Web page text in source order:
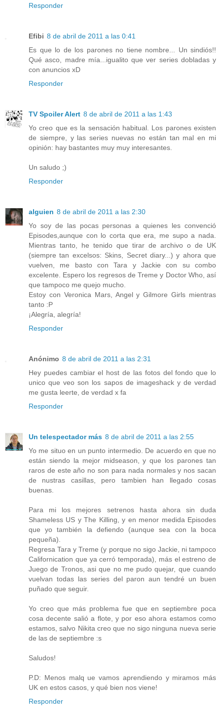
Responder
Efibi 8 de abril de 2011 a las 0:41
Es que lo de los parones no tiene nombre... Un sindiós!!
Qué asco, madre mía...igualito que ver series dobladas y
con anuncios xD
Responder
TV Spoiler Alert 8 de abril de 2011 a las 1:43
Yo creo que es la sensación habitual. Los parones existen
de siempre, y las series nuevas no están tan mal en mi
opinión: hay bastantes muy muy interesantes.
Un saludo ;)
Responder
alguien 8 de abril de 2011 a las 2:30
Yo soy de las pocas personas a quienes les convenció
Episodes,aunque con lo corta que era, me supo a nada.
Mientras tanto, he tenido que tirar de archivo o de UK
(siempre tan excelsos: Skins, Secret diary...) y ahora que
vuelven, me basto con Tara y Jackie con su combo
excelente. Espero los regresos de Treme y Doctor Who, así
que tampoco me quejo mucho.
Estoy con Veronica Mars, Angel y Gilmore Girls mientras
tanto :P
¡Alegría, alegría!
Responder
Anónimo 8 de abril de 2011 a las 2:31
Hey puedes cambiar el host de las fotos del fondo que lo
unico que veo son los sapos de imageshack y de verdad
me gusta leerte, de verdad x fa
Responder
Un telespectador más 8 de abril de 2011 a las 2:55
Yo me situo en un punto intermedio. De acuerdo en que no
están siendo la mejor midseason, y que los parones tan
raros de este año no son para nada normales y nos sacan
de nustras casillas, pero tambien han llegado cosas
buenas.
Para mi los mejores setrenos hasta ahora sin duda
Shameless US y The Killing, y en menor medida Episodes
que yo también la defiendo (aunque sea con la boca
pequeña).
Regresa Tara y Treme (y porque no sigo Jackie, ni tampoco
Californication que ya cerró temporada), más el estreno de
Juego de Tronos, asi que no me pudo quejar, que cuando
vuelvan todas las series del paron aun tendré un buen
puñado que seguir.
Yo creo que más problema fue que en septiembre poca
cosa decente salió a flote, y por eso ahora estamos como
estamos, salvo Nikita creo que no sigo ninguna nueva serie
de las de septiembre :s
Saludos!
P.D: Menos malq ue vamos aprendiendo y miramos más
UK en estos casos, y qué bien nos viene!
Responder